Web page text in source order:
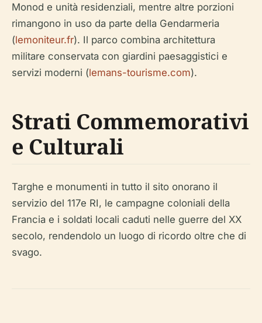
Monod e unità residenziali, mentre altre porzioni
rimangono in uso da parte della Gendarmeria
(lemoniteur.fr). Il parco combina architettura
militare conservata con giardini paesaggistici e
servizi moderni (lemans-tourisme.com).
Strati Commemorativi
e Culturali
Targhe e monumenti in tutto il sito onorano il
servizio del 117e RI, le campagne coloniali della
Francia e i soldati locali caduti nelle guerre del XX
secolo, rendendolo un luogo di ricordo oltre che di
svago.